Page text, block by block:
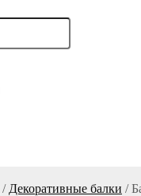
/ Декоративные балки /